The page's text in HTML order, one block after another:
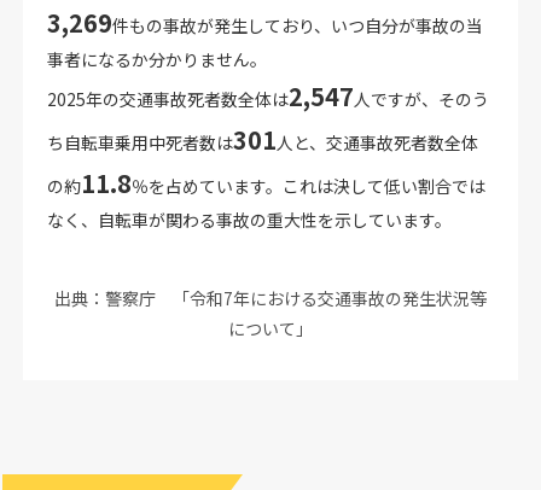
3,269件もの事故が発生しており、いつ自分が事故の当
事者になるか分かりません。
2025年の交通事故死者数全体は2,547人ですが、そのう
ち自転車乗用中死者数は301人と、交通事故死者数全体
の約11.8％を占めています。これは決して低い割合では
なく、自転車が関わる事故の重大性を示しています。
出典：警察庁 「令和7年における交通事故の発生状況等
について」